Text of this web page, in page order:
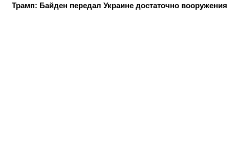
Трамп: Байден передал Украине достаточно вооружения